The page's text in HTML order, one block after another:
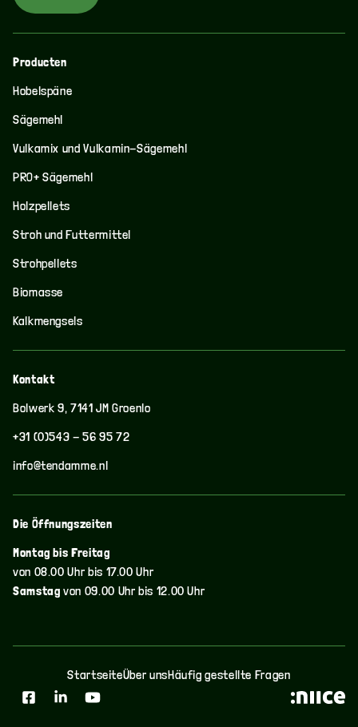
Kontakt
Bolwerk 9, 7141 JM Groenlo
+31 (0)543 - 56 95 72
info@tendamme.nl
Die Öffnungszeiten
Montag bis Freitag
von 08.00 Uhr bis 17.00 Uhr
Samstag von 09.00 Uhr bis 12.00 Uhr
Producten
Hobelspäne
Sägemehl
Vulkamix und Vulkamin-Sägemehl
PRO+ Sägemehl
Holzpellets
Stroh und Futtermittel
Strohpellets
Biomasse
Kalkmengsels
StartseiteÜber unsHäufig gestellte Fragen